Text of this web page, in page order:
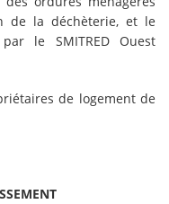
de la déchèterie, et le
le SMITRED Ouest
de logement de